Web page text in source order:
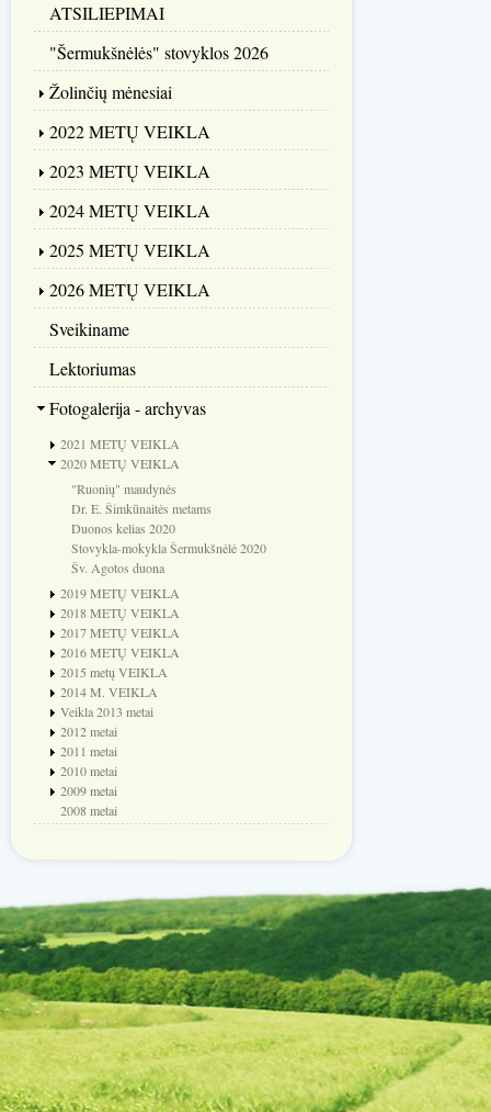
ATSILIEPIMAI
"Šermukšnėlės" stovyklos 2026
Žolinčių mėnesiai
2022 METŲ VEIKLA
2023 METŲ VEIKLA
2024 METŲ VEIKLA
2025 METŲ VEIKLA
2026 METŲ VEIKLA
Sveikiname
Lektoriumas
Fotogalerija - archyvas
2021 METŲ VEIKLA
2020 METŲ VEIKLA
"Ruonių" maudynės
Dr. E. Šimkūnaitės metams
Duonos kelias 2020
Stovykla-mokykla Šermukšnėlė 2020
Šv. Agotos duona
2019 METŲ VEIKLA
2018 METŲ VEIKLA
2017 METŲ VEIKLA
2016 METŲ VEIKLA
2015 metų VEIKLA
2014 M. VEIKLA
Veikla 2013 metai
2012 metai
2011 metai
2010 metai
2009 metai
2008 metai